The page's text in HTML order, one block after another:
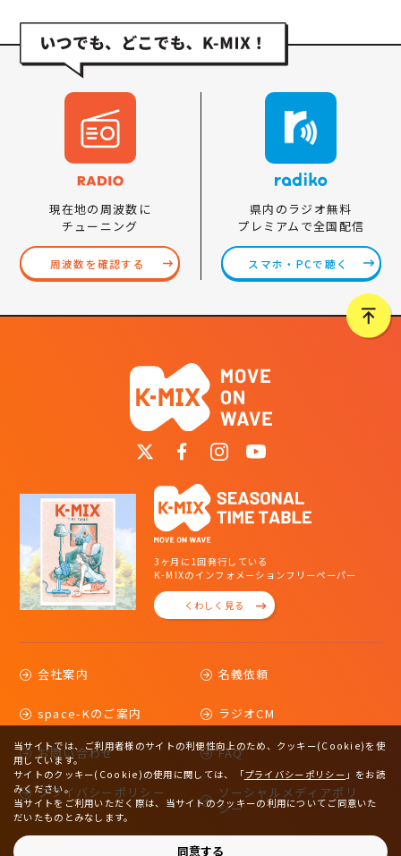
現在地の周波数に
チューニング
周波数を確認する
県内のラジオ無料
プレミアムで全国配信
スマホ・PCで聴く
3ヶ月に1回発行している
K-MIXのインフォメーションフリーペーパー
くわしく見る
会社案内 名義依頼
space-Kのご案内 ラジオCM
お問い合わせ FAQ
プライバシーポリシー
ソーシャルメディアポリ
シー
当サイトでは、ご利用者様のサイトの利便性向上のため、クッキー(Cookie)を使
用しています。
サイトのクッキー(Cookie)の使用に関しては、
「プライバシーポリシー 」をお読
みください。
当サイトをご利用いただく際は、当サイトのクッキーの利用についてご同意いた
だいたものとみなします。
同意する